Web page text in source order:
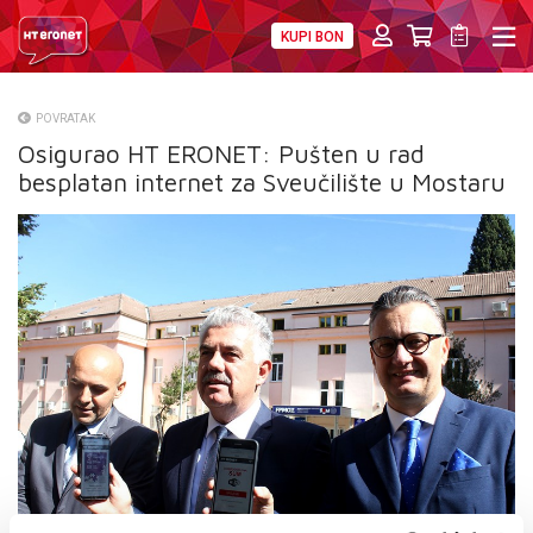
KUPI BON
O NAMA
NATJEČAJI
VELEPRODAJA
KONTAKTI
MOJ PROFIL
E-RAČUN
POVRATAK
Osigurao HT ERONET: Pušten u rad
besplatan internet za Sveučilište u Mostaru